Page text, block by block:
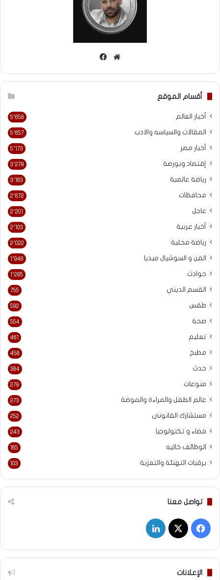
موقع
أقسام الموقع
أخبار العالم 5٬658
المقالات والسياسه والادب 5٬657
أخبار مصر 5٬173
إقتصاد وبورصة 3٬279
رياضة عالمية 3٬163
محافظات 2٬672
عاجل 2٬201
أخبار عربية 2٬103
رياضة محلية 2٬022
الفن و السوشيال ميديا 1٬948
حوادث 1٬295
القسم الديني 755
طقس 592
صحة 554
تعليم 461
مطبخ 458
حدث 384
منوعات 279
عالم الطفل والمراءة والموضة 273
مستشارك القانونى 252
فضاء و تكنولوجيا 243
الوظائف خاليه 165
برقيات التهنئة والتعزية 103
تواصل معنا
فيسبوك
‫X لينكدإن
الإعلانات